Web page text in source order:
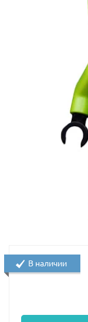
В наличии